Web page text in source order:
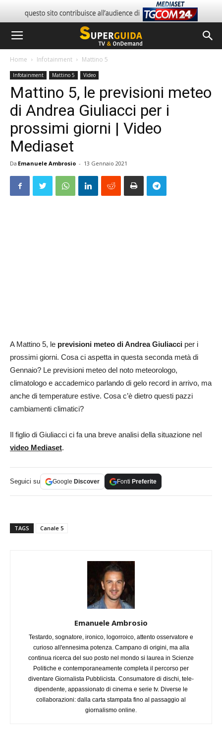
Home Infotainment Mattino 5
Infotainment Mattino 5 Video
Mattino 5, le previsioni meteo
di Andrea Giuliacci per i
prossimi giorni | Video
Mediaset
Da Emanuele Ambrosio - 13 Gennaio 2021
A Mattino 5, le previsioni meteo di Andrea Giuliacci per i
prossimi giorni. Cosa ci aspetta in questa seconda metà di
Gennaio? Le previsioni meteo del noto meteorologo,
climatologo e accademico parlando di gelo record in arrivo, ma
anche di temperature estive. Cosa c’è dietro questi pazzi
cambiamenti climatici?
Il figlio di Giuliacci ci fa una breve analisi della situazione nel
video Mediaset.
Seguici su Google Discover Fonti Preferite
TAGS Canale 5
Emanuele Ambrosio
Testardo, sognatore, ironico, logorroico, attento osservatore e
curioso all'ennesima potenza. Campano di origini, ma alla
continua ricerca del suo posto nel mondo si laurea in Scienze
Politiche e contemporaneamente completa il percorso per
diventare Giornalista Pubblicista. Consumatore di dischi, tele-
dipendente, appassionato di cinema e serie tv. Diverse le
collaborazioni: dalla carta stampata fino al passaggio al
giornalismo online.